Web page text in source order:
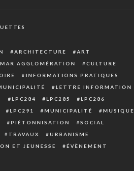
ARCHITECTURE
ART
AGGLOMÉRATION
CULTURE
INFORMATIONS PRATIQUES
LETTRE INFORMATION
LPC284 LPC285
LPC286
LPC291 MUNICIPALITÉ
MUSIQUE
PIÉTONNISATION
SOCIAL
TRAVAUX
URBANISME
ET JEUNESSE ÉVÈNEMENT